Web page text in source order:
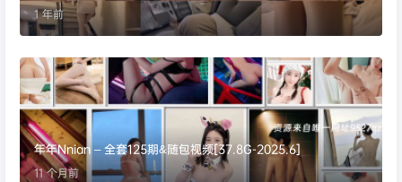
1 年前
年年Nnian – 全套125期&随包视频[37.8G-2025.6]
11 个月前